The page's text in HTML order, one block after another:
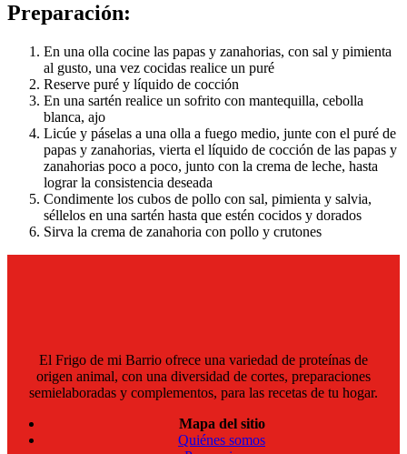
Preparación:
En una olla cocine las papas y zanahorias, con sal y pimienta
al gusto, una vez cocidas realice un puré
Reserve puré y líquido de cocción
En una sartén realice un sofrito con mantequilla, cebolla
blanca, ajo
Licúe y páselas a una olla a fuego medio, junte con el puré de
papas y zanahorias, vierta el líquido de cocción de las papas y
zanahorias poco a poco, junto con la crema de leche, hasta
lograr la consistencia deseada
Condimente los cubos de pollo con sal, pimienta y salvia,
séllelos en una sartén hasta que estén cocidos y dorados
Sirva la crema de zanahoria con pollo y crutones
El Frigo de mi Barrio ofrece una variedad de proteínas de
origen animal, con una diversidad de cortes, preparaciones
semielaboradas y complementos, para las recetas de tu hogar.
Mapa del sitio
Quiénes somos